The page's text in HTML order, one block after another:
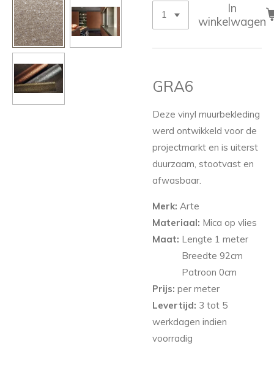
In
winkelwagen
GRA6
Deze vinyl muurbekleding
werd ontwikkeld voor de
projectmarkt en is uiterst
duurzaam, stootvast en
afwasbaar.
Merk: Arte
Materiaal: Mica op vlies
Maat: Lengte 1 meter
Breedte 92cm
Patroon 0cm
Prijs: per meter
Levertijd: 3 tot 5
werkdagen indien
voorradig